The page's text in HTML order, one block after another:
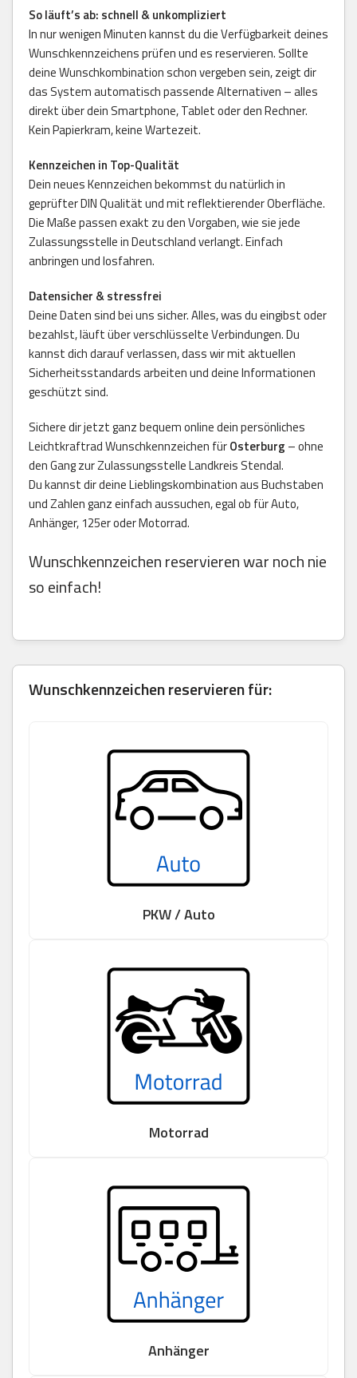
So läuft’s ab: schnell & unkompliziert
In nur wenigen Minuten kannst du die Verfügbarkeit deines
Wunschkennzeichens prüfen und es reservieren. Sollte
deine Wunschkombination schon vergeben sein, zeigt dir
das System automatisch passende Alternativen – alles
direkt über dein Smartphone, Tablet oder den Rechner.
Kein Papierkram, keine Wartezeit.
Kennzeichen in Top-Qualität
Dein neues Kennzeichen bekommst du natürlich in
geprüfter DIN Qualität und mit reflektierender Oberfläche.
Die Maße passen exakt zu den Vorgaben, wie sie jede
Zulassungsstelle in Deutschland verlangt. Einfach
anbringen und losfahren.
Datensicher & stressfrei
Deine Daten sind bei uns sicher. Alles, was du eingibst oder
bezahlst, läuft über verschlüsselte Verbindungen. Du
kannst dich darauf verlassen, dass wir mit aktuellen
Sicherheitsstandards arbeiten und deine Informationen
geschützt sind.
Sichere dir jetzt ganz bequem online dein persönliches
Leichtkraftrad Wunschkennzeichen fürOsterburg – ohne
den Gang zur Zulassungsstelle Landkreis Stendal.
Du kannst dir deine Lieblingskombination aus Buchstaben
und Zahlen ganz einfach aussuchen, egal ob für Auto,
Anhänger, 125er oder Motorrad.
Wunschkennzeichen reservieren war noch nie
so einfach!
Wunschkennzeichen reservieren für:
PKW / Auto
Motorrad
Anhänger